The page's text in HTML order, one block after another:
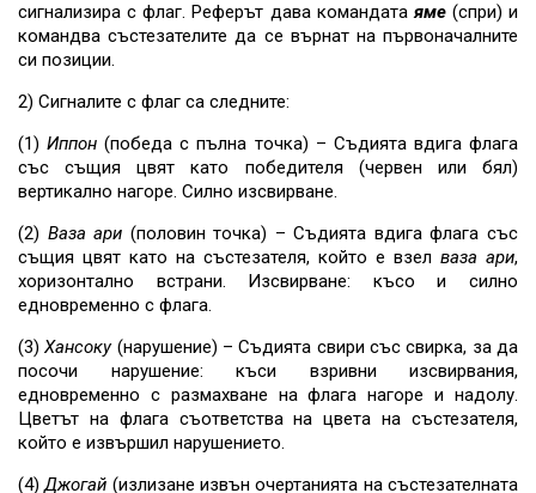
сигнализира с флаг. Реферът дава командатаяме(спри) и
командва състезателите да се върнат на първоначалните
си позиции.
2) Сигналите с флаг са следните:
(1)Иппон (победа с пълна точка) – Съдията вдига флага
със същия цвят като победителя (червен или бял)
вертикално нагоре. Силно изсвирване.
(2) Ваза ари (половин точка) – Съдията вдига флага със
същия цвят като на състезателя, който е взел ваза ари,
хоризонтално встрани. Изсвирване: късо и силно
едновременно с флага.
(3)Хансоку(нарушение) – Съдията свири със свирка, за да
посочи нарушение: къси взривни изсвирвания,
едновременно с размахване на флага нагоре и надолу.
Цветът на флага съответства на цвета на състезателя,
който е извършил нарушението.
(4)Джогай (излизане извън очертанията на състезателната